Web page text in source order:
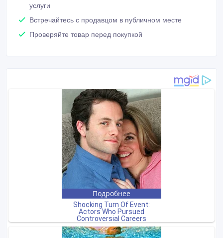
услуги
Встречайтесь с продавцом в публичном месте
Проверяйте товар перед покупкой